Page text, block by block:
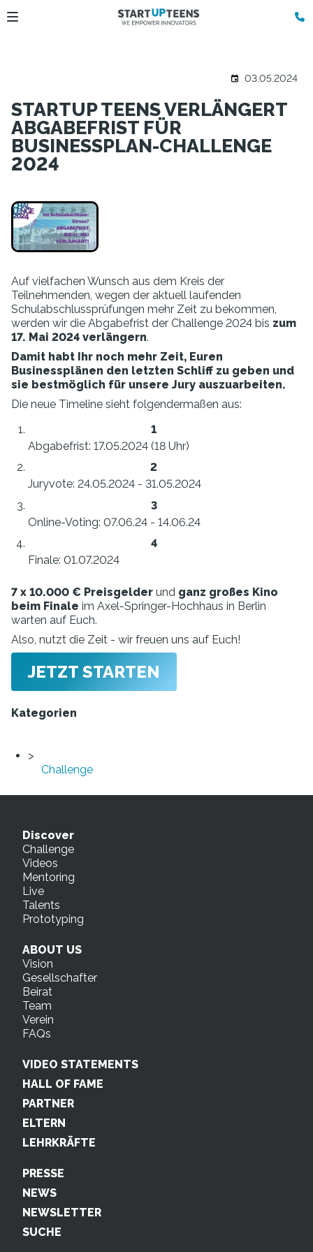
03.05.2024
STARTUP TEENS VERLÄNGERT
ABGABEFRIST FÜR
BUSINESSPLAN-CHALLENGE
2024
Auf vielfachen Wunsch aus dem Kreis der
Teilnehmenden, wegen der aktuell laufenden
Schulabschlussprüfungen mehr Zeit zu bekommen,
werden wir die Abgabefrist der Challenge 2024 bis zum
17. Mai 2024 verlängern.
Damit habt Ihr noch mehr Zeit, Euren
Businessplänen den letzten Schliff zu geben und
sie bestmöglich für unsere Jury auszuarbeiten.
Die neue Timeline sieht folgendermaßen aus:
Abgabefrist: 17.05.2024 (18 Uhr)
Juryvote: 24.05.2024 - 31.05.2024
Online-Voting: 07.06.24 - 14.06.24
Finale: 01.07.2024
7 x 10.000 € Preisgelder und ganz großes Kino
beim Finale im Axel-Springer-Hochhaus in Berlin
warten auf Euch.
Also, nutzt die Zeit - wir freuen uns auf Euch!
JETZT STARTEN
Kategorien
Challenge
Discover
Challenge
Videos
Mentoring
Live
Talents
Prototyping
ABOUT US
Vision
Gesellschafter
Beirat
Team
Verein
FAQs
VIDEO STATEMENTS
HALL OF FAME
PARTNER
ELTERN
LEHRKRÄFTE
PRESSE
NEWS
NEWSLETTER
SUCHE